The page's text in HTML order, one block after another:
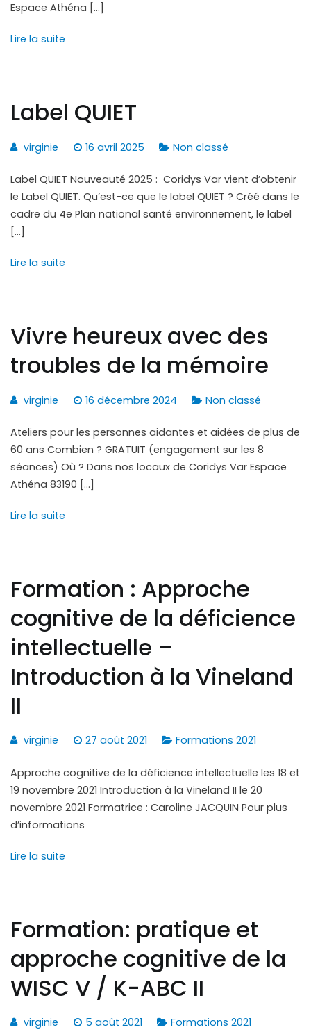
Espace Athéna […]
Lire la suite
Label QUIET
virginie 16 avril 2025 Non classé
Label QUIET Nouveauté 2025 : Coridys Var vient d’obtenir
le Label QUIET. Qu’est-ce que le label QUIET ? Créé dans le
cadre du 4e Plan national santé environnement, le label
[…]
Lire la suite
Vivre heureux avec des
troubles de la mémoire
virginie 16 décembre 2024 Non classé
Ateliers pour les personnes aidantes et aidées de plus de
60 ans Combien ? GRATUIT (engagement sur les 8
séances) Où ? Dans nos locaux de Coridys Var Espace
Athéna 83190 […]
Lire la suite
Formation : Approche
cognitive de la déficience
intellectuelle –
Introduction à la Vineland
II
virginie 27 août 2021 Formations 2021
Approche cognitive de la déficience intellectuelle les 18 et
19 novembre 2021 Introduction à la Vineland II le 20
novembre 2021 Formatrice : Caroline JACQUIN Pour plus
d’informations
Lire la suite
Formation: pratique et
approche cognitive de la
WISC V / K-ABC II
virginie 5 août 2021 Formations 2021